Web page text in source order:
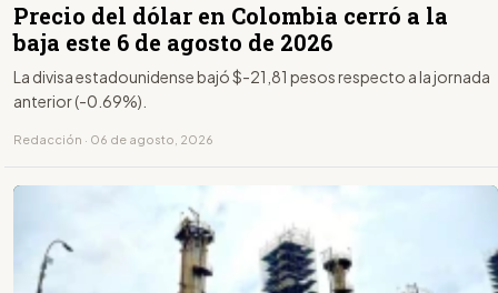
Precio del dólar en Colombia cerró a la
baja este 6 de agosto de 2026
La divisa estadounidense bajó $-21,81 pesos respecto a la jornada
anterior (-0.69%).
Redacción · 06 de agosto, 2026